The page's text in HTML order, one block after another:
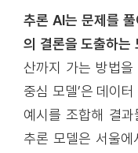
추론 AI는 문제를
의 결론을 도출하는
산까지 가는 방법을
중심 모델’은 데이
예시를 조합해 결과
추론 모델은 서울